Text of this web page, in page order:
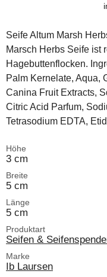
Seife Altum Marsh
Marsch Herbs Seife ist
Hagebuttenflocken.
Palm Kernelate, Aqua,
Canina Fruit Extracts,
Citric Acid Parfum,
Tetrasodium EDTA,
Höhe
3 cm
Breite
5 cm
Länge
5 cm
Produktart
Seifen &
Marke
Ib Laursen